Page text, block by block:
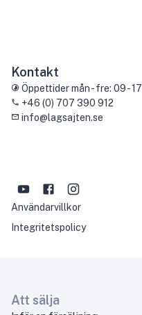
Kontakt
Öppettider mån - fre: 09 - 17
+46 (0) 707 390 912
info@lagsajten.se
Användarvillkor
Integritetspolicy
Att sälja